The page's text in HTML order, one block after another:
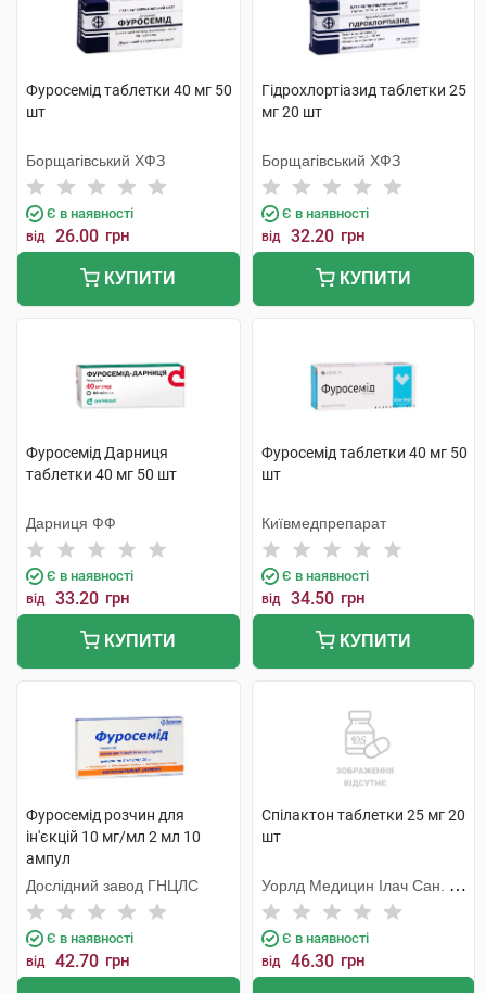
Фуросемід таблетки 40 мг 50
шт
Борщагівський ХФЗ
Є в наявності
від 26.00 грн
КУПИТИ
Гідрохлортіазид таблетки 25
мг 20 шт
Борщагівський ХФЗ
Є в наявності
від 32.20 грн
КУПИТИ
Фуросемід Дарниця
таблетки 40 мг 50 шт
Дарниця ФФ
Є в наявності
від 33.20 грн
КУПИТИ
Фуросемід таблетки 40 мг 50
шт
Київмедпрепарат
Є в наявності
від 34.50 грн
КУПИТИ
Фуросемід розчин для
ін'єкцій 10 мг/мл 2 мл 10
ампул
Дослідний завод ГНЦЛС
Є в наявності
від 42.70 грн
Спілактон таблетки 25 мг 20
шт
Уорлд Медицин Ілач Сан. Ве
Тідж
Є в наявності
від 46.30 грн